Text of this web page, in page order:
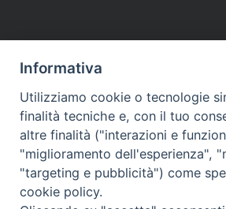
HOME VESCOVO ORARI MESSE
CURIA
TUTELA MINORI
UFFICI PASTORALI
DOCUMENTI
CONTATTI
Copyright © 2018 Diocesi di Foligno /Curia .
Informativa
Utilizziamo cookie o tecnologie
finalità tecniche e, con il tuo
altre finalità ("interazioni e
"miglioramento dell'esperienza",
"targeting e pubblicità") come
cookie policy.